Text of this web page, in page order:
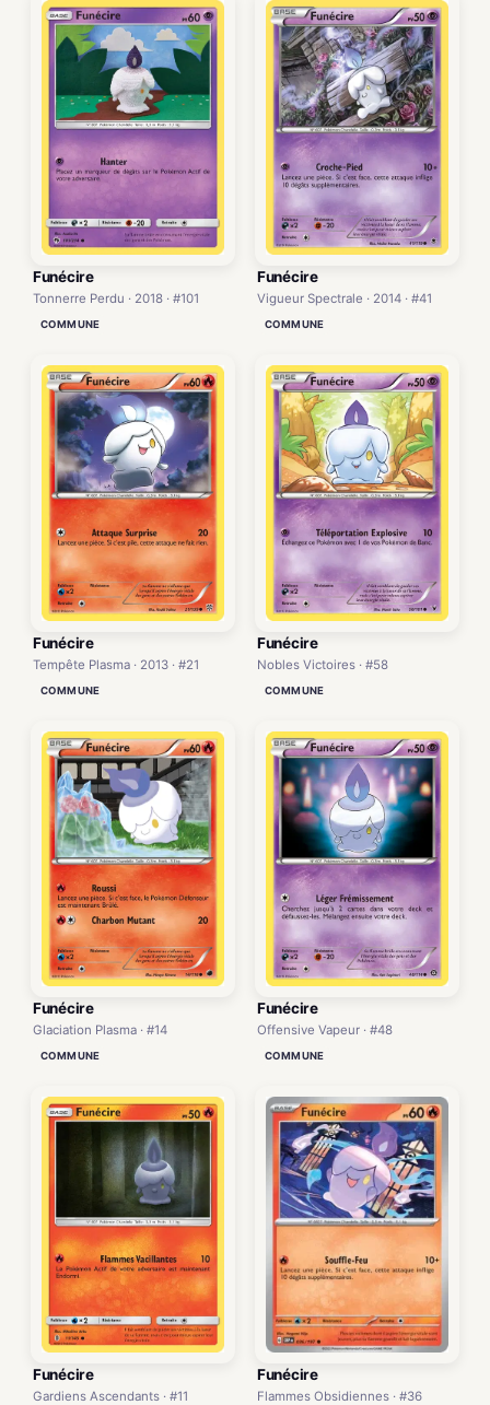
Funécire
Tonnerre Perdu · 2018 · #101
COMMUNE
Funécire
Vigueur Spectrale · 2014 · #41
COMMUNE
Funécire
Tempête Plasma · 2013 · #21
COMMUNE
Funécire
Nobles Victoires · #58
COMMUNE
Funécire
Glaciation Plasma · #14
COMMUNE
Funécire
Offensive Vapeur · #48
COMMUNE
Funécire
Gardiens Ascendants · #11
Funécire
Flammes Obsidiennes · #36